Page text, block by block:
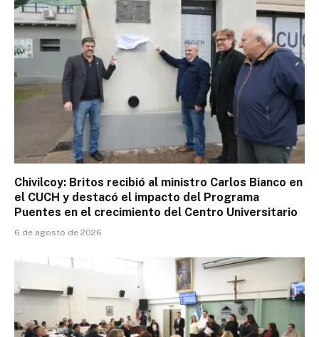
Chivilcoy: Britos recibió al ministro Carlos Bianco en
el CUCH y destacó el impacto del Programa
Puentes en el crecimiento del Centro Universitario
6 de agosto de 2026